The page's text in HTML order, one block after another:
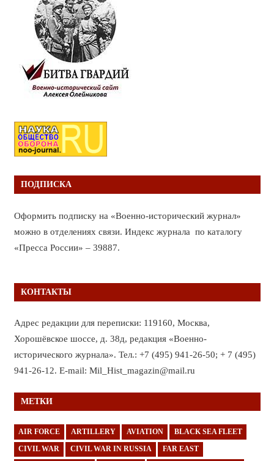
ПОДПИСКА
Оформить подписку на «Военно-исторический журнал»
можно в отделениях связи. Индекс журнала по каталогу
«Пресса России» – 39887.
КОНТАКТЫ
Адрес редакции для переписки: 119160, Москва,
Хорошёвское шоссе, д. 38д, редакция «Военно-
исторического журнала». Тел.: +7 (495) 941-26-50; + 7 (495)
941-26-12. E-mail: Mil_Hist_magazin@mail.ru
МЕТКИ
AIR FORCE ARTILLERY AVIATION BLACK SEA FLEET
CIVIL WAR CIVIL WAR IN RUSSIA FAR EAST